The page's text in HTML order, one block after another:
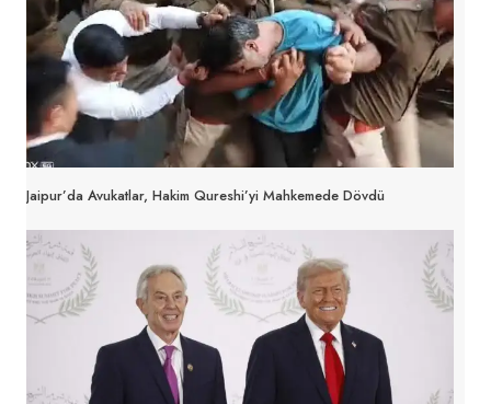
Jaipur’da Avukatlar, Hakim Qureshi’yi Mahkemede Dövdü